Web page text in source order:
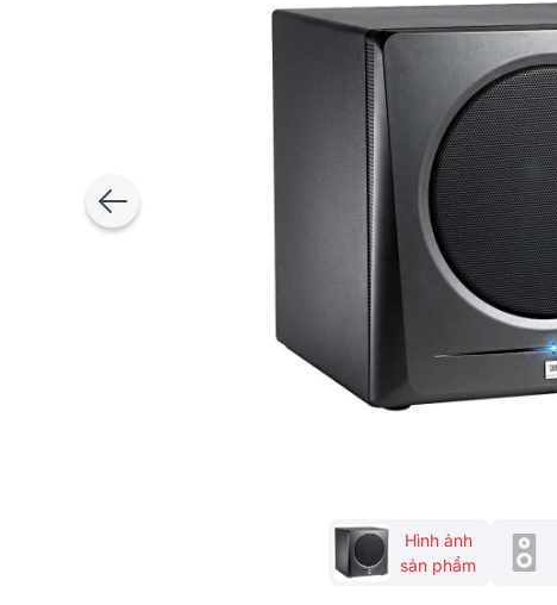
Hình ảnh
sản phẩm